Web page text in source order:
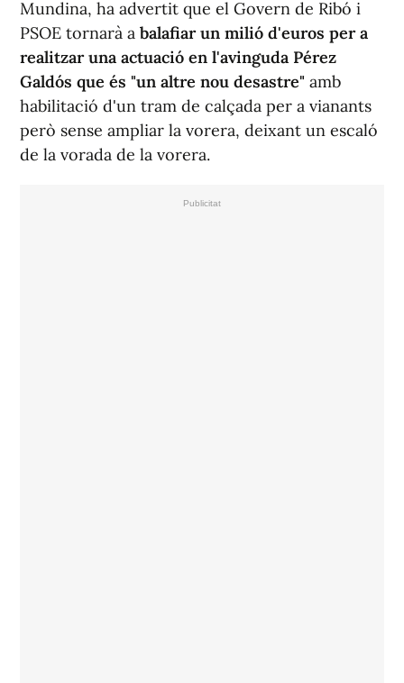
Mundina, ha advertit que el Govern de Ribó i
PSOE tornarà a balafiar un milió d'euros per a
realitzar una actuació en l'avinguda Pérez
Galdós que és "un altre nou desastre" amb
habilitació d'un tram de calçada per a vianants
però sense ampliar la vorera, deixant un escaló
de la vorada de la vorera.